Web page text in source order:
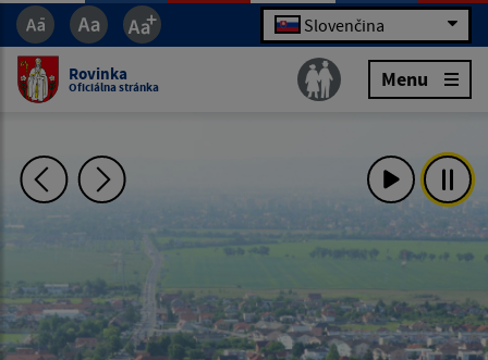
Slovenčina
Rovinka
Oficiálna stránka Menu